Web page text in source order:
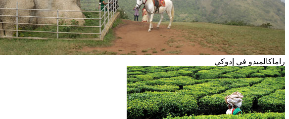
راماكالميدو في إدوكي